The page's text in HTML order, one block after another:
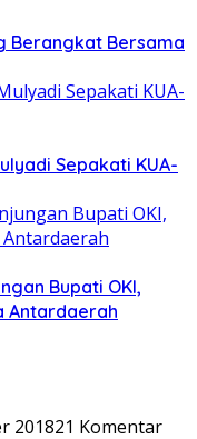
Menerima Siswa
SMK 2017/2018
Kenal Lelah